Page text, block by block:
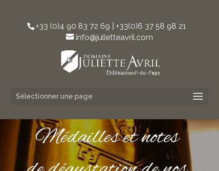
+33 (0)4 90 83 72 69 | +33(0)6 37 58 98 21‬
info@julietteavril.com
Sélectionner une page
Médailles et notes